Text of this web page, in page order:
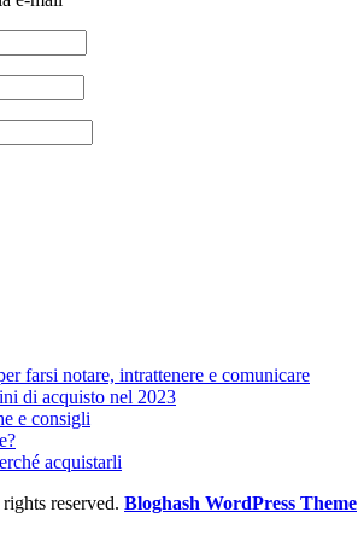
farsi notare, intrattenere e comunicare
di acquisto nel 2023
e consigli
acquistarli
reserved. Bloghash WordPress Theme